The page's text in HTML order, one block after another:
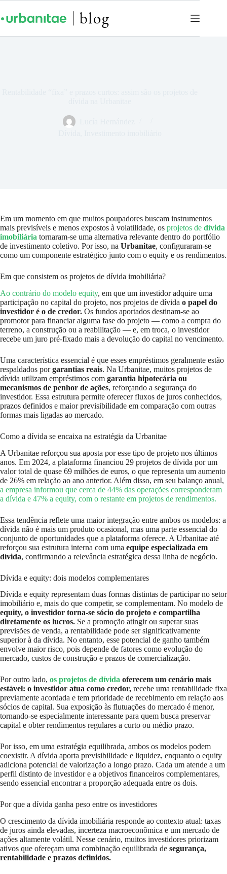
Em um momento em que muitos poupadores buscam instrumentos
mais previsíveis e menos expostos à volatilidade, os projetos de dívida
imobiliária tornaram-se uma alternativa relevante dentro do portfólio
de investimento coletivo. Por isso, na Urbanitae, configuraram-se
como um componente estratégico junto com o equity e os rendimentos.
Em que consistem os projetos de dívida imobiliária?
Ao contrário do modelo equity, em que um investidor adquire uma
participação no capital do projeto, nos projetos de dívida o papel do
investidor é o de credor. Os fundos aportados destinam-se ao
promotor para financiar alguma fase do projeto — como a compra do
terreno, a construção ou a reabilitação — e, em troca, o investidor
recebe um juro pré-fixado mais a devolução do capital no vencimento.
Uma característica essencial é que esses empréstimos geralmente estão
respaldados porgarantias reais. Na Urbanitae, muitos projetos de
dívida utilizam empréstimos com garantia hipotecária ou
mecanismos de penhor de ações, reforçando a segurança do
investidor. Essa estrutura permite oferecer fluxos de juros conhecidos,
prazos definidos e maior previsibilidade em comparação com outras
formas mais ligadas ao mercado.
Como a dívida se encaixa na estratégia da Urbanitae
A Urbanitae reforçou sua aposta por esse tipo de projeto nos últimos
anos. Em 2024, a plataforma financiou 29 projetos de dívida por um
valor total de quase 69 milhões de euros, o que representa um aumento
de 26% em relação ao ano anterior. Além disso, em seu balanço anual,
a empresa informou que cerca de 44% das operações corresponderam
a dívida e 47% a equity, com o restante em projetos de rendimentos.
Essa tendência reflete uma maior integração entre ambos os modelos: a
dívida não é mais um produto ocasional, mas uma parte essencial do
conjunto de oportunidades que a plataforma oferece. A Urbanitae até
reforçou sua estrutura interna com uma equipe especializada em
dívida, confirmando a relevância estratégica dessa linha de negócio.
Dívida e equity: dois modelos complementares
Dívida e equity representam duas formas distintas de participar no setor
imobiliário e, mais do que competir, se complementam. No modelo de
equity, o investidor torna-se sócio do projeto e compartilha
diretamente os lucros. Se a promoção atingir ou superar suas
previsões de venda, a rentabilidade pode ser significativamente
superior à da dívida. No entanto, esse potencial de ganho também
envolve maior risco, pois depende de fatores como evolução do
mercado, custos de construção e prazos de comercialização.
Por outro lado, os projetos de dívida oferecem um cenário mais
estável: o investidor atua como credor, recebe uma rentabilidade fixa
previamente acordada e tem prioridade de recebimento em relação aos
sócios de capital. Sua exposição às flutuações do mercado é menor,
tornando-se especialmente interessante para quem busca preservar
capital e obter rendimentos regulares a curto ou médio prazo.
Por isso, em uma estratégia equilibrada, ambos os modelos podem
coexistir. A dívida aporta previsibilidade e liquidez, enquanto o equity
adiciona potencial de valorização a longo prazo. Cada um atende a um
perfil distinto de investidor e a objetivos financeiros complementares,
sendo essencial encontrar a proporção adequada entre os dois.
Por que a dívida ganha peso entre os investidores
O crescimento da dívida imobiliária responde ao contexto atual: taxas
de juros ainda elevadas, incerteza macroeconômica e um mercado de
ações altamente volátil. Nesse cenário, muitos investidores priorizam
ativos que ofereçam uma combinação equilibrada de segurança,
rentabilidade e prazos definidos.